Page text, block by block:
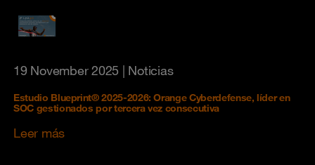
19 November 2025 | Noticias
Estudio Blueprint® 2025-2026: Orange Cyberdefense, líder en
SOC gestionados por tercera vez consecutiva
Leer más